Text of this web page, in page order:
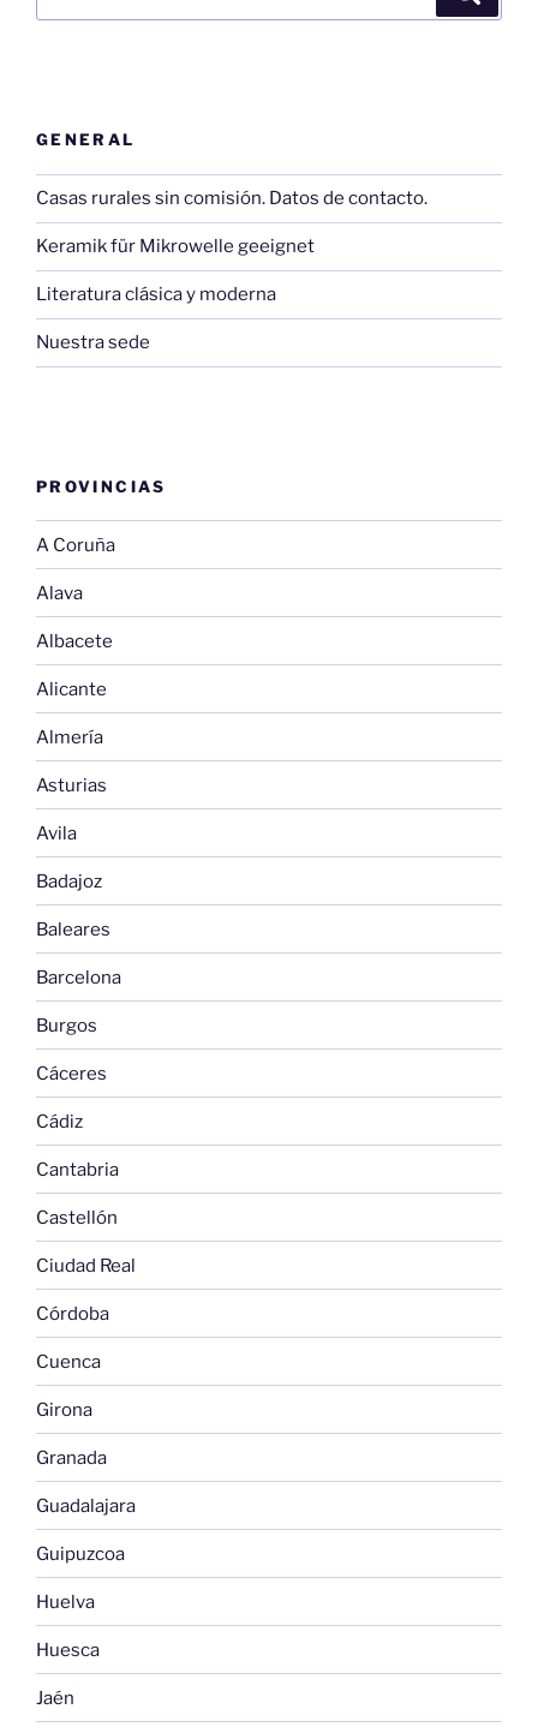
GENERAL
Casas rurales sin comisión. Datos de contacto.
Keramik für Mikrowelle geeignet
Literatura clásica y moderna
Nuestra sede
PROVINCIAS
A Coruña
Alava
Albacete
Alicante
Almería
Asturias
Avila
Badajoz
Baleares
Barcelona
Burgos
Cáceres
Cádiz
Cantabria
Castellón
Ciudad Real
Córdoba
Cuenca
Girona
Granada
Guadalajara
Guipuzcoa
Huelva
Huesca
Jaén